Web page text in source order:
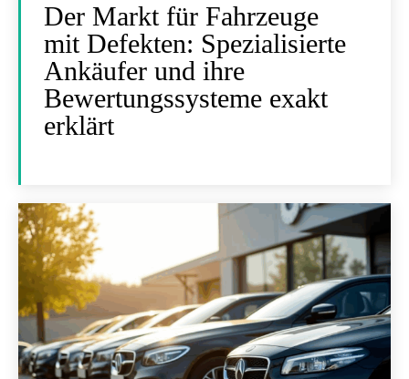
Der Markt für Fahrzeuge
mit Defekten: Spezialisierte
Ankäufer und ihre
Bewertungssysteme exakt
erklärt